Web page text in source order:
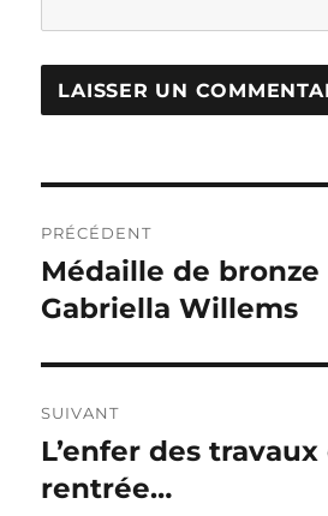
de
l’article
PRÉCÉDENT
Publication
précédente :
Médaille de
Gabriella Willems
SUIVANT
Publication
suivante :
L’enfer des
rentrée…